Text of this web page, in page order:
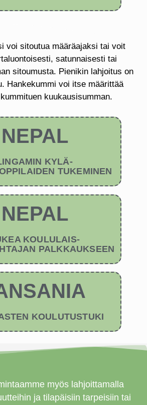
voi sitoutua määräajaksi tai voit
satunnaisesti tai
sitoumusta. Pienikin lahjoitus on
Hankekummi voi itse määrittää
kuukausisumman.
NEPAL
KYLÄ-
TUKEMINEN
NEPAL
KOULULAIS-
PALKKAUKSEEN
KOULUTUSTUKI
myös lahjoittamalla
ja tilapäisiin tarpeisiin tai